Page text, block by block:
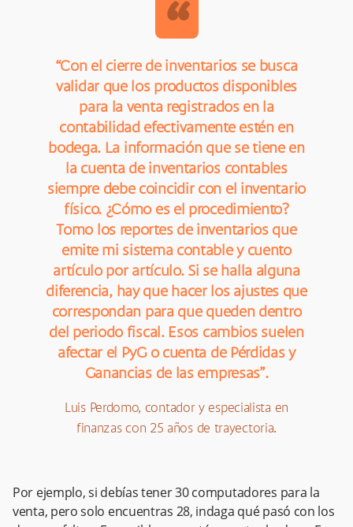
“
“Con el cierre de inventarios se busca
validar que los productos disponibles
para la venta registrados en la
contabilidad efectivamente estén en
bodega. La información que se tiene en
la cuenta de inventarios contables
siempre debe coincidir con el inventario
físico. ¿Cómo es el procedimiento?
Tomo los reportes de inventarios que
emite mi sistema contable y cuento
artículo por artículo. Si se halla alguna
diferencia, hay que hacer los ajustes que
correspondan para que queden dentro
del periodo fiscal. Esos cambios suelen
afectar el PyG o cuenta de Pérdidas y
Ganancias de las empresas”.
Luis Perdomo, contador y especialista en
finanzas con 25 años de trayectoria.
Por ejemplo, si debías tener 30 computadores para la
venta, pero solo encuentras 28, indaga qué pasó con los